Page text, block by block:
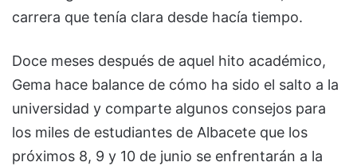
carrera que tenía clara desde hacía tiempo.
Doce meses después de aquel hito académico,
Gema hace balance de cómo ha sido el salto a la
universidad y comparte algunos consejos para
los miles de estudiantes de Albacete que los
próximos 8, 9 y 10 de junio se enfrentarán a la